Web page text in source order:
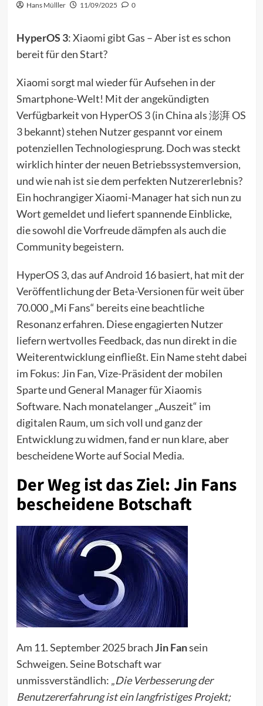
Hans Mülller 11/09/2025 0
HyperOS 3: Xiaomi gibt Gas – Aber ist es schon
bereit für den Start?
Xiaomi sorgt mal wieder für Aufsehen in der
Smartphone-Welt! Mit der angekündigten
Verfügbarkeit von HyperOS 3(in China als 澎湃 OS
3 bekannt) stehen Nutzer gespannt vor einem
potenziellen Technologiesprung. Doch was steckt
wirklich hinter der neuen Betriebssystemversion,
und wie nah ist sie dem perfekten Nutzererlebnis?
Ein hochrangiger Xiaomi-Manager hat sich nun zu
Wort gemeldet und liefert spannende Einblicke,
die sowohl die Vorfreude dämpfen als auch die
Community begeistern.
HyperOS 3, das aufAndroid 16basiert, hat mit der
Veröffentlichung der Beta-Versionen für weit über
70.000 „Mi Fans“ bereits eine beachtliche
Resonanz erfahren. Diese engagierten Nutzer
liefern wertvolles Feedback, das nun direkt in die
Weiterentwicklung einfließt. Ein Name steht dabei
im Fokus: Jin Fan, Vize-Präsident der mobilen
Sparte und General Manager für Xiaomis
Software. Nach monatelanger „Auszeit“ im
digitalen Raum, um sich voll und ganz der
Entwicklung zu widmen, fand er nun klare, aber
bescheidene Worte auf Social Media.
Der Weg ist das Ziel: Jin Fans
bescheidene Botschaft
Am 11. September 2025 brachJin Fansein
Schweigen. Seine Botschaft war
unmissverständlich: „Die Verbesserung der
Benutzererfahrung ist ein langfristiges Projekt;